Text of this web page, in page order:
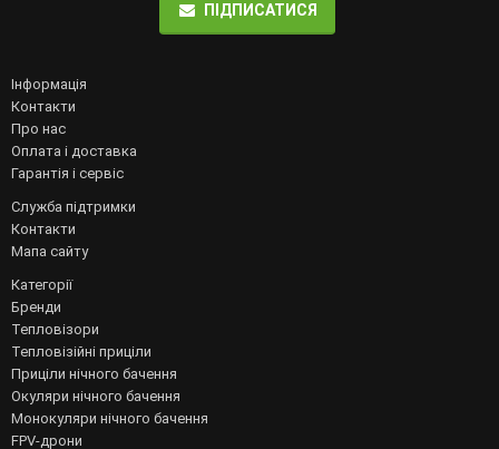
ПІДПИСАТИСЯ
Інформація
Контакти
Про нас
Оплата і доставка
Гарантія і сервіс
Служба підтримки
Контакти
Мапа сайту
Категорії
Бренди
Тепловізори
Тепловізійні приціли
Приціли нічного бачення
Окуляри нічного бачення
Монокуляри нічного бачення
FPV-дрони